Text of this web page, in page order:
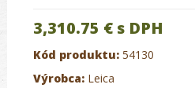
3,310.75 € s DPH
Kód produktu: 54130
Výrobca: Leica